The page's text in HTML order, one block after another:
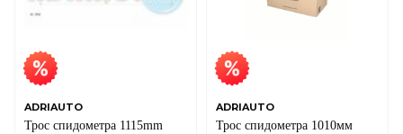
ADRIAUTO
Трос спидометра 1115mm
ADRIAUTO
Трос спидометра 1010мм